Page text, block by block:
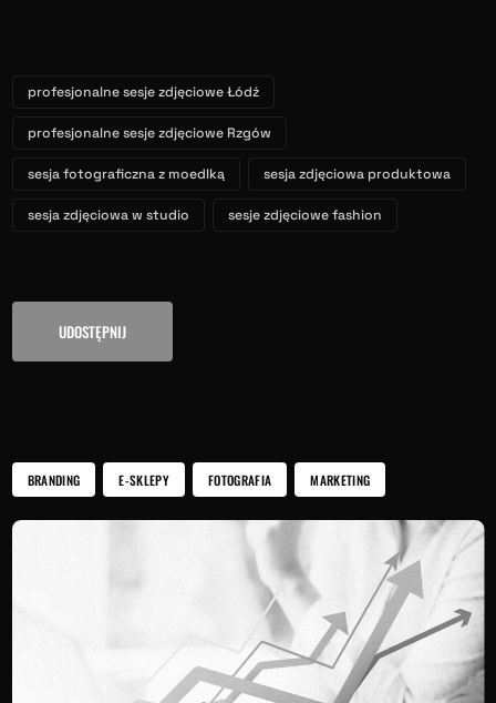
profesjonalne sesje zdjęciowe Łódź
profesjonalne sesje zdjęciowe Rzgów
sesja fotograficzna z moedlką sesja zdjęciowa produktowa
sesja zdjęciowa w studio sesje zdjęciowe fashion
UDOSTĘPNIJ
BRANDING E-SKLEPY FOTOGRAFIA MARKETING